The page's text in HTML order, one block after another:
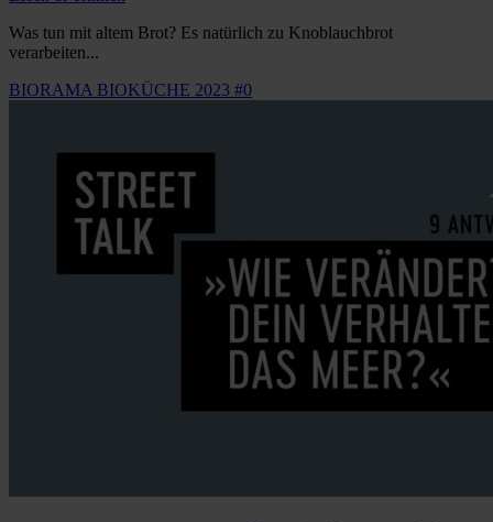
Was tun mit altem Brot? Es natürlich zu Knoblauchbrot
verarbeiten...
BIORAMA BIOKÜCHE 2023 #0